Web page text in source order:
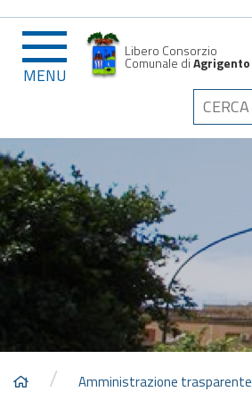
MENU
Libero Consorzio
Comunale diAgrigento
/ Amministrazione trasparente